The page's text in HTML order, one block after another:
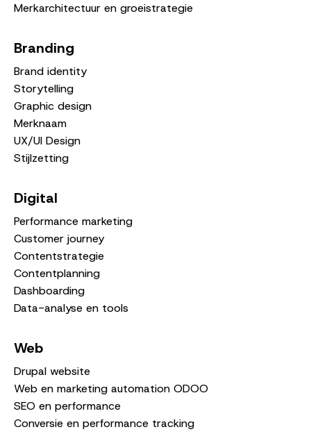
Merkarchitectuur en groeistrategie
Branding
Brand identity
Storytelling
Graphic design
Merknaam
UX/UI Design
Stijlzetting
Digital
Performance marketing
Customer journey
Contentstrategie
Contentplanning
Dashboarding
Data-analyse en tools
Web
Drupal website
Web en marketing automation ODOO
SEO en performance
Conversie en performance tracking